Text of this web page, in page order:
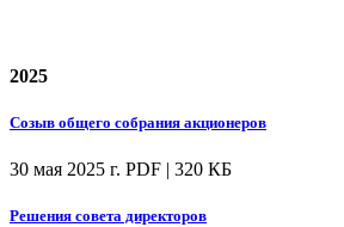
2025
Созыв общего собрания акционеров
30 мая 2025 г. PDF | 320 КБ
Решения совета директоров